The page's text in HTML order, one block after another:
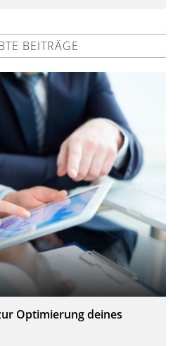
BEITRÄGE
Optimierung deines